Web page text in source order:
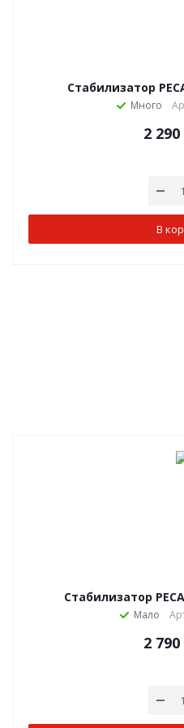
Стабилизатор
Много
2 290
В
Стабилизатор
Мало
2 790